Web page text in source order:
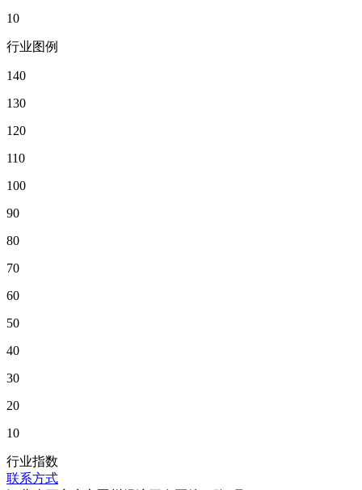
10
行业图例
140
130
120
110
100
90
80
70
60
50
40
30
20
10
行业指数
联系方式